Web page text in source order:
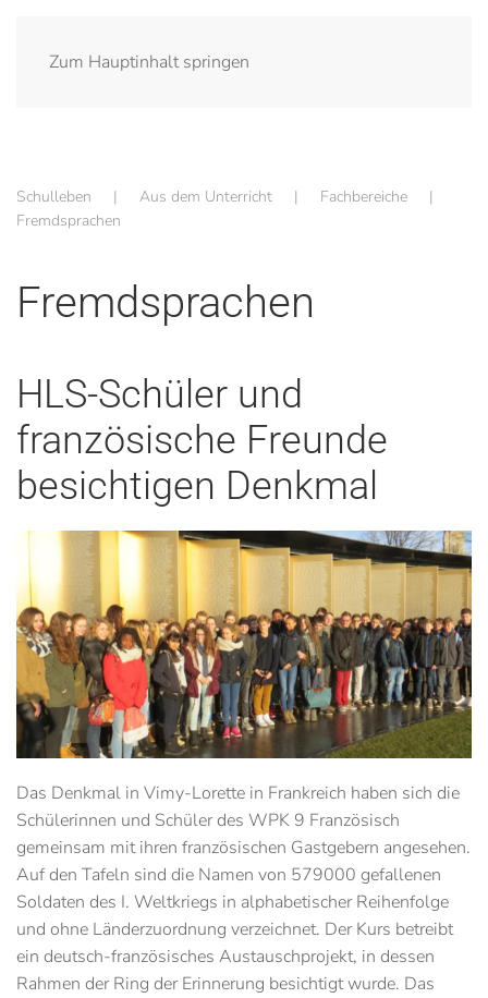
Zum Hauptinhalt springen
Schulleben Aus dem Unterricht
Fachbereiche
Fremdsprachen
Fremdsprachen
HLS-Schüler und
französische Freunde
besichtigen Denkmal
Das Denkmal in Vimy-Lorette in Frankreich haben sich die
Schülerinnen und Schüler des WPK 9 Französisch
gemeinsam mit ihren französischen Gastgebern angesehen.
Auf den Tafeln sind die Namen von 579000 gefallenen
Soldaten des I. Weltkriegs in alphabetischer Reihenfolge
und ohne Länderzuordnung verzeichnet. Der Kurs betreibt
ein deutsch-französisches Austauschprojekt, in dessen
Rahmen der Ring der Erinnerung besichtigt wurde. Das